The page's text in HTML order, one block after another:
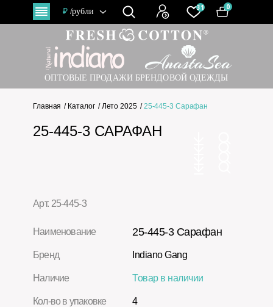
₽/рубли 31 0
ОПТОВЫЕ ПРОДАЖИ БРЕНДОВОЙ ОДЕЖДЫ
Главная Каталог Лето 2025 25-445-3 Сарафан
25-445-3 САРАФАН
Арт. 25-445-3
Наименование 25-445-3 Сарафан
Бренд Indiano Gang
Наличие Товар в наличии
Кол-во в упаковке 4